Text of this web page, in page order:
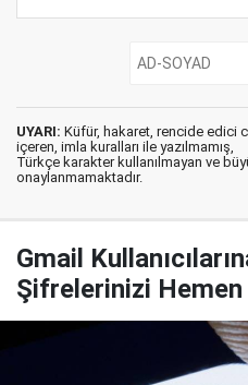
UYARI: Küfür, hakaret, rencide edici
içeren, imla kuralları ile yazılmamış,
Türkçe karakter kullanılmayan ve
onaylanmamaktadır.
Gmail
Şifrelerinizi